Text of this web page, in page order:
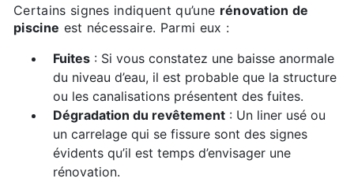
Certains signes indiquent qu’une rénovation de
piscine est nécessaire. Parmi eux :
Fuites : Si vous constatez une baisse anormale
du niveau d’eau, il est probable que la structure
ou les canalisations présentent des fuites.
Dégradation du revêtement : Un liner usé ou
un carrelage qui se fissure sont des signes
évidents qu’il est temps d’envisager une
rénovation.